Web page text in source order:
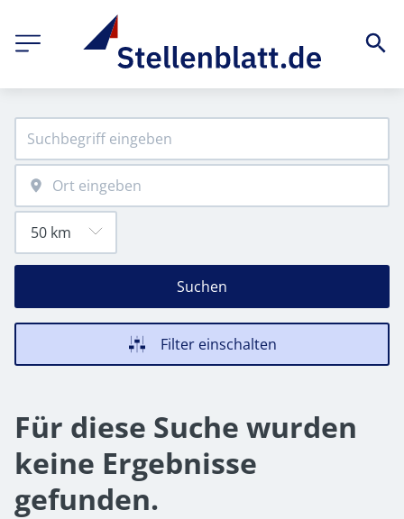
Suchen
Filter einschalten
Für diese Suche wurden
keine Ergebnisse
gefunden.